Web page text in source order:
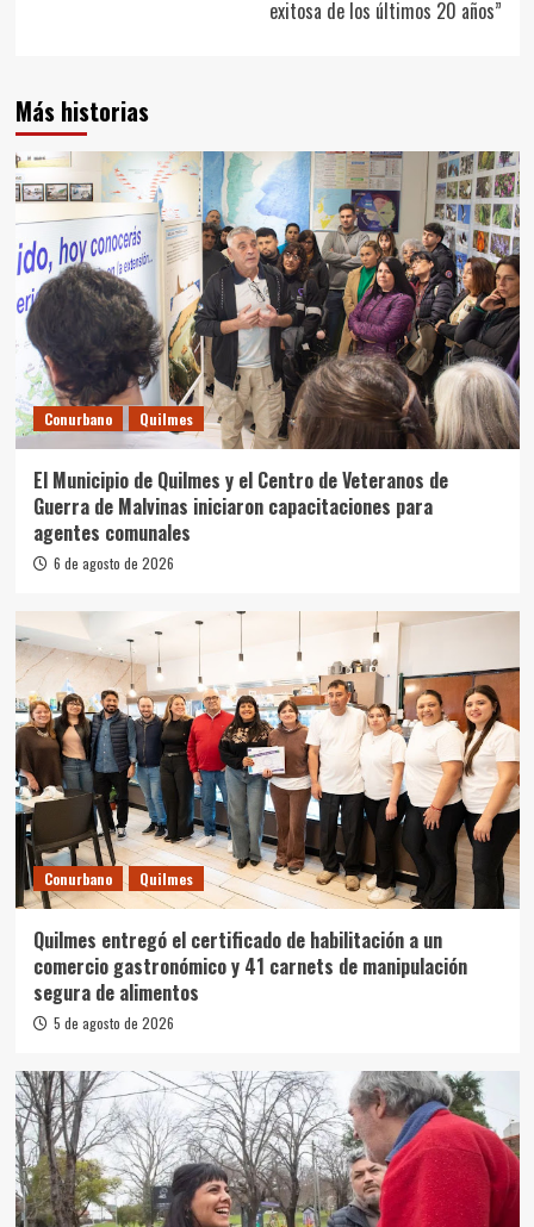
exitosa de los últimos 20 años”
Más historias
Conurbano Quilmes
El Municipio de Quilmes y el Centro de Veteranos de
Guerra de Malvinas iniciaron capacitaciones para
agentes comunales
6 de agosto de 2026
Conurbano Quilmes
Quilmes entregó el certificado de habilitación a un
comercio gastronómico y 41 carnets de manipulación
segura de alimentos
5 de agosto de 2026